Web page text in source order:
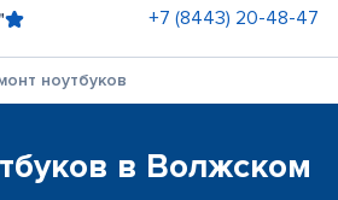
+7 (8443) 20-48-47
ноутбуков
в Волжском